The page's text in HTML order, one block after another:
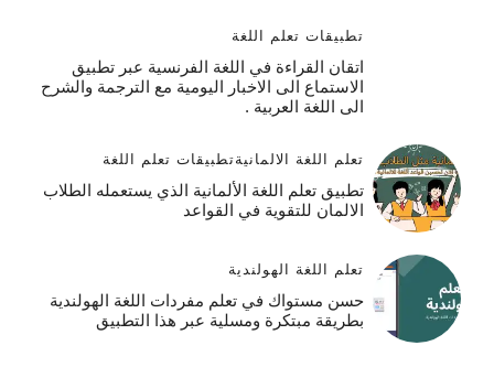
تطبيقات تعلم اللغة
اتقان القراءة في اللغة الفرنسية عبر تطبيق
الاستماع الى الاخبار اليومية مع الترجمة والشرح
الى اللغة العربية .
تعلم اللغة الالمانيةتطبيقات تعلم اللغة
تطبيق تعلم اللغة الألمانية الذي يستعمله الطلاب
الالمان للتقوية في القواعد
تعلم اللغة الهولندية
حسن مستواك في تعلم مفردات اللغة الهولندية
بطريقة مبتكرة ومسلية عبر هذا التطبيق